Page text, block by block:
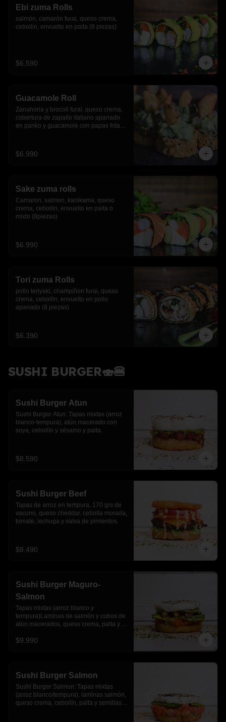
Ebi zuma Rolls
salmón, camarón furai, queso crema,
cebollin, envuelto en palta (8 piezas)
$6.590
Guacamole Roll
Zanahoria y brocoli furai, queso crema,
cobertura de zapallo italiano apanado
en panko y guacamole con papas fritas.
$6.990
Sake zuma rolls
Camaron, salmon, kanikama, queso
crema, cebollin, envuelto en palta o
mixto (8piezas)
$6.990
Tori zuma Rolls
pollo teriyaki, champiñon furai, queso
crema, cebollin, envuelto en pollo
apanado (8 piezas)
$6.390
SUSHI BURGER🍣🍔
Sushi Burger Atun
Sushi Burger Atun: Tapas mixtas (arroz
blanco-tempura), atún macerado con
soya, cebollín y sésamo y palta.
$8.590
Sushi Burger Beef
Tapas de arroz en tempura, 170 grs de
vacuno, queso cheddar, cebolla morada,
tomate, lechuga y salsa de pimientos.
$8.490
Sushi Burger Maguro-
Salmon
Tapas mixtas (arroz blanco y
tempura)Laminas de salmón y cubos de
atún macerados, queso crema, palta y
$9.990
Sushi Burger Salmon
Sushi Burger Salmon: Tapas mixtas
(arroz blanco/tempura), laminas salmón,
queso crema, cebollín, palta y semillas